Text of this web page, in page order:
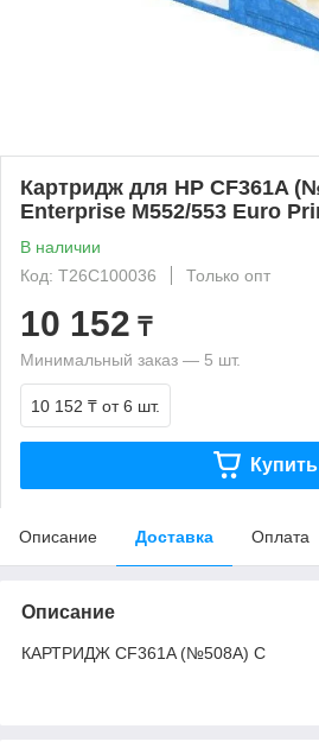
Картридж для HP CF361A
Enterprise M552/553 Euro
В наличии
Код: T26C100036
Только опт
10 152 ₸
Минимальный заказ — 5 шт.
10 152 ₸ от 6 шт.
Купить
Описание Доставка Оплата
Описание
КАРТРИДЖ CF361A (№508A) C